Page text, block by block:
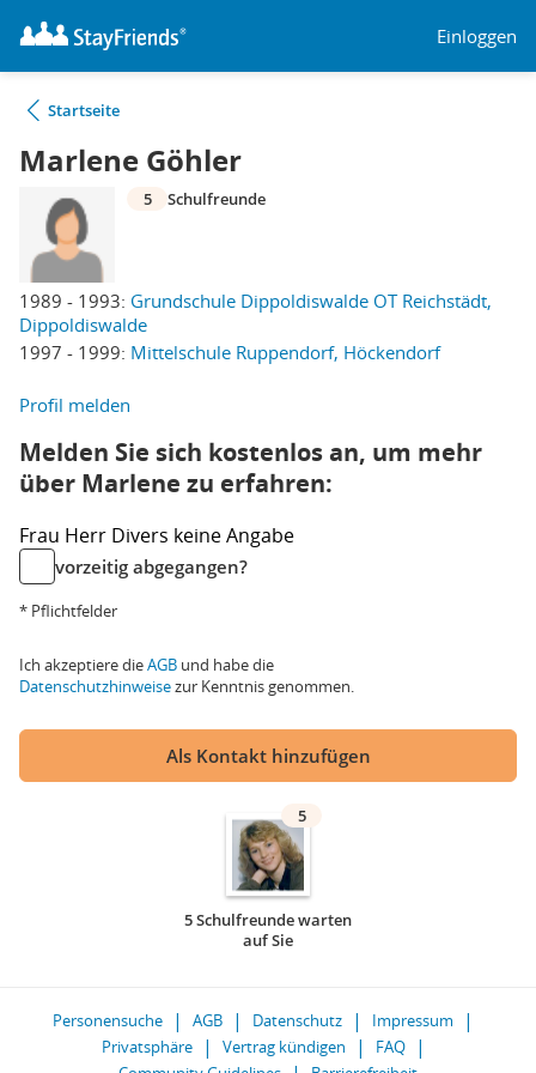
Einloggen
Startseite
Marlene Göhler
1989 - 1993: Grundschule Dippoldiswalde OT Reichstädt,
Dippoldiswalde
1997 - 1999: Mittelschule Ruppendorf, Höckendorf
5 Schulfreunde
Profil melden
Melden Sie sich kostenlos an, um mehr
über Marlene zu erfahren:
Frau Herr Divers keine Angabe
vorzeitig abgegangen?
* Pflichtfelder
Ich akzeptiere dieAGB und habe die
Datenschutzhinweisezur Kenntnis genommen.
Als Kontakt hinzufügen
5
5 Schulfreunde warten
auf Sie
Personensuche AGB Datenschutz
Impressum
Privatsphäre
Vertrag kündigen
FAQ